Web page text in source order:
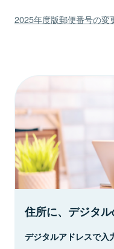
2025年度版郵便番号の変
住所に、デジタル
デジタルアドレスで入